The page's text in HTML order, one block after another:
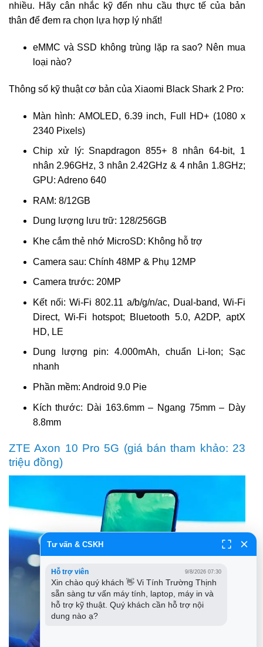
nhiều. Hãy cân nhắc kỹ đến nhu cầu thực tế của bản
thân để đem ra chọn lựa hợp lý nhất!
eMMC và SSD không trùng lặp ra sao? Nên mua
loại nào?
Thông số kỹ thuật cơ bản của Xiaomi Black Shark 2 Pro:
Màn hình: AMOLED, 6.39 inch, Full HD+ (1080 x
2340 Pixels)
Chip xử lý: Snapdragon 855+ 8 nhân 64-bit, 1
nhân 2.96GHz, 3 nhân 2.42GHz & 4 nhân 1.8GHz;
GPU: Adreno 640
RAM: 8/12GB
Dung lượng lưu trữ: 128/256GB
Khe cắm thẻ nhớ MicroSD: Không hỗ trợ
Camera sau: Chính 48MP & Phụ 12MP
Camera trước: 20MP
Kết nối: Wi-Fi 802.11 a/b/g/n/ac, Dual-band, Wi-Fi
Direct, Wi-Fi hotspot; Bluetooth 5.0, A2DP, aptX
HD, LE
Dung lượng pin: 4.000mAh, chuẩn Li-Ion; Sạc
nhanh
Phần mềm: Android 9.0 Pie
Kích thước: Dài 163.6mm – Ngang 75mm – Dày
8.8mm
ZTE Axon 10 Pro 5G (giá bán tham khảo: 23
triệu đồng)
Tư vấn & CSKH
Hỗ trợ viên 9/8/2026 07:30
Xin chào quý khách 👋 Vi Tính Trường Thịnh
sẵn sàng tư vấn máy tính, laptop, máy in và
hỗ trợ kỹ thuật. Quý khách cần hỗ trợ nội
dung nào ạ?